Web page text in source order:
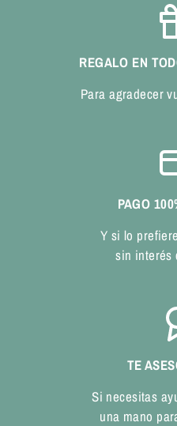
REGALO EN
Para agradecer
PAGO
Y si lo
sin interés
TE
Si necesitas
una mano